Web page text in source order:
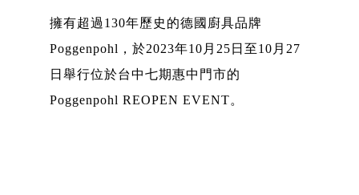
擁有超過130年歷史的德國廚具品牌
Poggenpohl，於2023年10月25日至10月27
日舉行位於台中七期惠中門市的
Poggenpohl REOPEN EVENT。